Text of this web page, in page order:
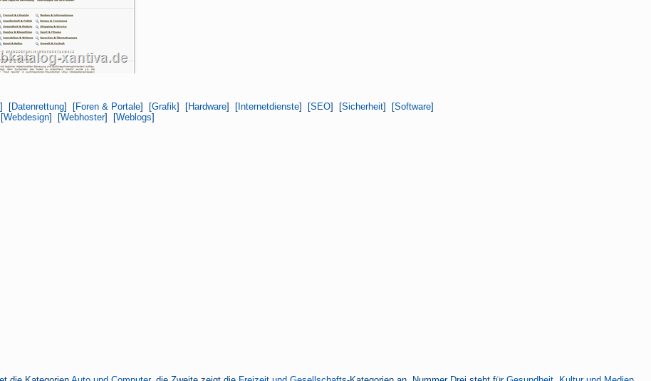
] [Datenrettung] [Foren & Portale] [Grafik] [Hardware] [ Internetdienste] [SEO] [Sicherheit] [Software]
Webdesign] [Webhoster] [Weblogs]